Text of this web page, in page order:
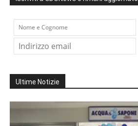
Ultime Notizie